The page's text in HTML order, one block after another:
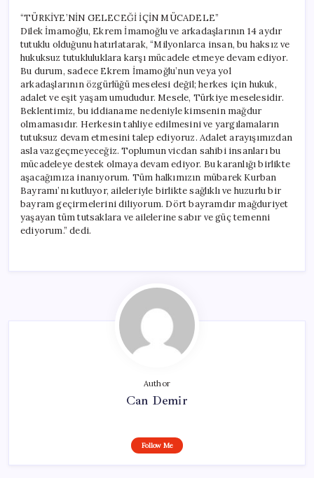
“TÜRKİYE’NİN GELECEĞİ İÇİN MÜCADELE”
Dilek İmamoğlu, Ekrem İmamoğlu ve arkadaşlarının 14 aydır
tutuklu olduğunu hatırlatarak, “Milyonlarca insan, bu haksız ve
hukuksuz tutukluluklara karşı mücadele etmeye devam ediyor.
Bu durum, sadece Ekrem İmamoğlu’nun veya yol
arkadaşlarının özgürlüğü meselesi değil; herkes için hukuk,
adalet ve eşit yaşam umududur. Mesele, Türkiye meselesidir.
Beklentimiz, bu iddianame nedeniyle kimsenin mağdur
olmamasıdır. Herkesin tahliye edilmesini ve yargılamaların
tutuksuz devam etmesini talep ediyoruz. Adalet arayışımızdan
asla vazgeçmeyeceğiz. Toplumun vicdan sahibi insanları bu
mücadeleye destek olmaya devam ediyor. Bu karanlığı birlikte
aşacağımıza inanıyorum. Tüm halkımızın mübarek Kurban
Bayramı’nı kutluyor, aileleriyle birlikte sağlıklı ve huzurlu bir
bayram geçirmelerini diliyorum. Dört bayramdır mağduriyet
yaşayan tüm tutsaklara ve ailelerine sabır ve güç temenni
ediyorum.” dedi.
Author
Can Demir
Follow Me